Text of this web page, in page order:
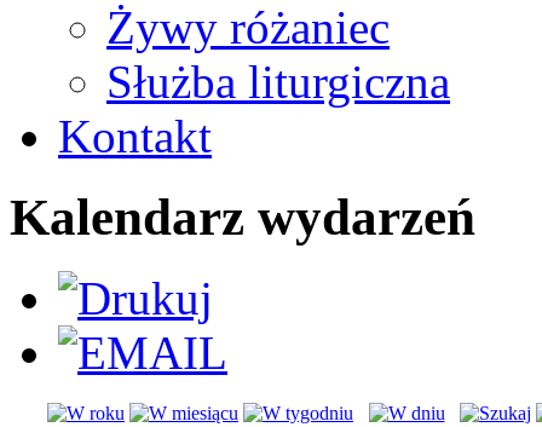
Żywy różaniec
Służba liturgiczna
Kontakt
Kalendarz wydarzeń